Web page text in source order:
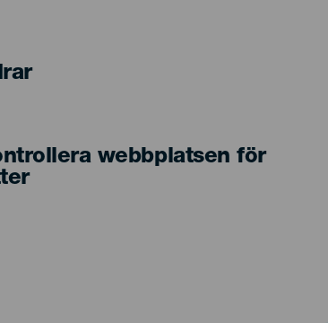
webbplatsen för